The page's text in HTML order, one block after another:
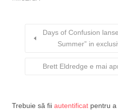
Days of Confusion
Summer” in
Brett Eldredge e mai
Trebuie să fii autentificat pentru a